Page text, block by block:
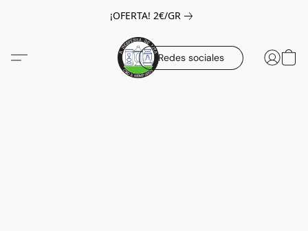
¡OFERTA! 2€/GR
Redes sociales